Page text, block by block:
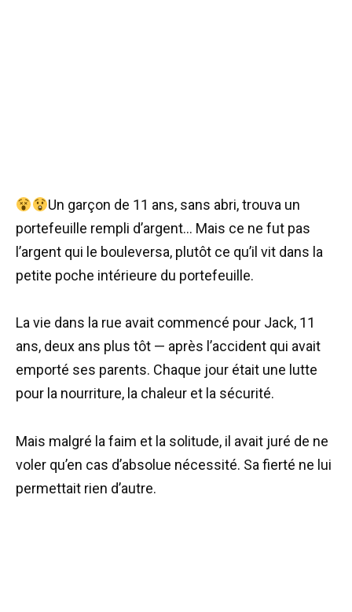
Un garçon de 11 ans, sans abri, trouva un
portefeuille rempli d’argent… Mais ce ne fut pas
l’argent qui le bouleversa, plutôt ce qu’il vit dans la
petite poche intérieure du portefeuille.
La vie dans la rue avait commencé pour Jack, 11
ans, deux ans plus tôt — après l’accident qui avait
emporté ses parents. Chaque jour était une lutte
pour la nourriture, la chaleur et la sécurité.
Mais malgré la faim et la solitude, il avait juré de ne
voler qu’en cas d’absolue nécessité. Sa fierté ne lui
permettait rien d’autre.